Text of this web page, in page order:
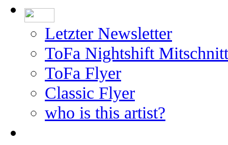
Letzter Newsletter
ToFa Nightshift
ToFa Flyer
Classic Flyer
who is this artist?